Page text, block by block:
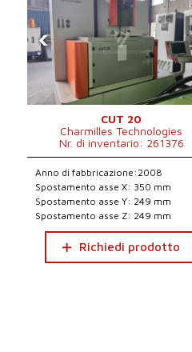
‹
CUT 20
Charmilles Technologies
Nr. di inventario: 261376
Anno di fabbricazione:2008
Spostamento asse X: 350 mm
Spostamento asse Y: 249 mm
Spostamento asse Z: 249 mm
Richiedi prodotto